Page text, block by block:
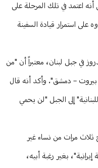
اعتمد في تلك المرحلة على
استمرار قيادة السفينة
في جبل لبنان، معتبراً أن "من
– دمشق". وأكد أنه قال
"القوات اللبنانية" إلى الجبل "لن يحمي
مرات من نساء غير
بغير رغبة أبيه،